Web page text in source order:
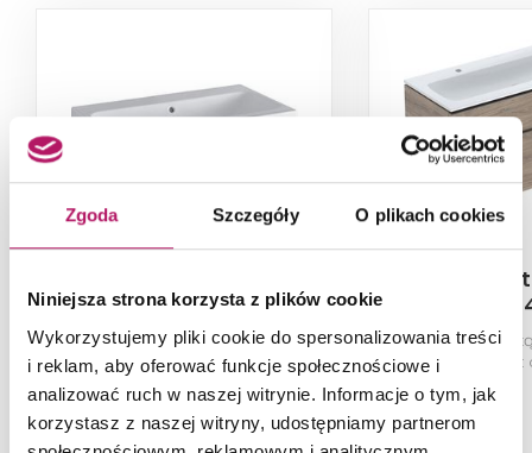
Zgoda Szczegóły O plikach cookies
Niniejsza strona korzysta z plików cookie
Wykorzystujemy pliki cookie do spersonalizowania treści
i reklam, aby oferować funkcje społecznościowe i
analizować ruch w naszej witrynie. Informacje o tym, jak
korzystasz z naszej witryny, udostępniamy partnerom
Umywalka ścienna, bez otworu
na baterię, z przelewem, 75 cm,
biała/KeraTect
Szafka z
cm, korpus i front
drewna/uchwyt